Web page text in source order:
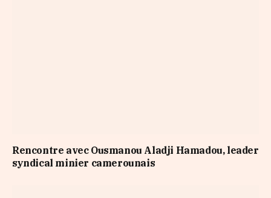
Rencontre avec Ousmanou Aladji Hamadou, leader
syndical minier camerounais